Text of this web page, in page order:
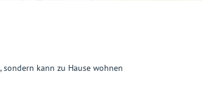
kann zu Hause wohnen